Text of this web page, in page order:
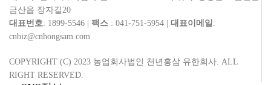
금산읍 장자길20
대표번호: 1899-5546 | 팩스 : 041-751-5954 | 대표이메일 :
cnbiz@cnhongsam.com
COPYRIGHT (C) 2023 농업회사법인 천년홍삼 유한회사. ALL
RIGHT RESERVED.